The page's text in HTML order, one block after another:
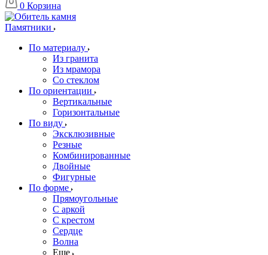
0 Корзина
Памятники
По материалу
Из гранита
Из мрамора
Со стеклом
По ориентации
Вертикальные
Горизонтальные
По виду
Эксклюзивные
Резные
Комбинированные
Двойные
Фигурные
По форме
Прямоугольные
С аркой
С крестом
Сердце
Волна
Еще